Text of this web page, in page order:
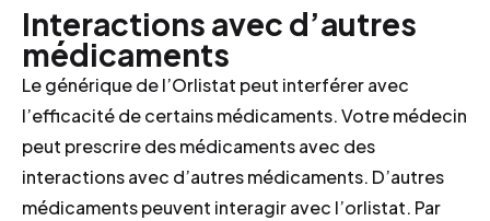
Interactions avec d’autres
médicaments
Le générique de l’Orlistat peut interférer avec
l’efficacité de certains médicaments. Votre médecin
peut prescrire des médicaments avec des
interactions avec d’autres médicaments. D’autres
médicaments peuvent interagir avec l’orlistat. Par